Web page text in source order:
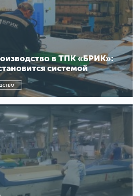
в ТПК «БРИК»:
системой